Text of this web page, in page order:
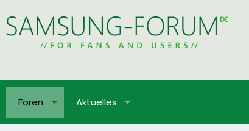
Foren Aktuelles